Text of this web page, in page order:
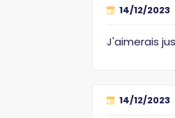
14/12/2023
J'aimerais
14/12/2023